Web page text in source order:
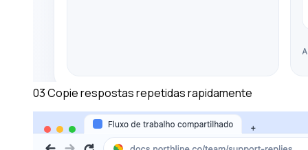
03Copie respostas repetidas rapidamente